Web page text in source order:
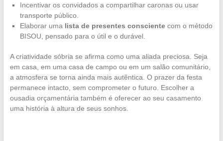
Incentivar os convidados a compartilhar caronas ou usar
transporte público.
Elaborar uma lista de presentes conscientecom o método
BISOU, pensado para o útil e o durável.
A criatividade sóbria se afirma como uma aliada preciosa. Seja
em casa, em uma casa de campo ou em um salão comunitário,
a atmosfera se torna ainda mais autêntica. O prazer da festa
permanece intacto, sem comprometer o futuro. Escolher a
ousadia orçamentária também é oferecer ao seu casamento
uma história à altura de seus sonhos.